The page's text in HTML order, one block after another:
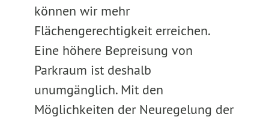
können wir mehr
Flächengerechtigkeit erreichen.
Eine höhere Bepreisung von
Parkraum ist deshalb
unumgänglich. Mit den
Möglichkeiten der Neuregelung der